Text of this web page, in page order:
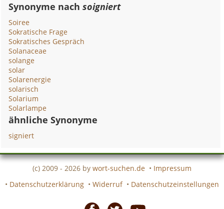
Synonyme nachsoigniert
Soiree
Sokratische Frage
Sokratisches Gespräch
Solanaceae
solange
solar
Solarenergie
solarisch
Solarium
Solarlampe
ähnliche Synonyme
signiert
(c) 2009 - 2026 by wort-suchen.de • Impressum
• Datenschutzerklärung • Widerruf • Datenschutzeinstellungen